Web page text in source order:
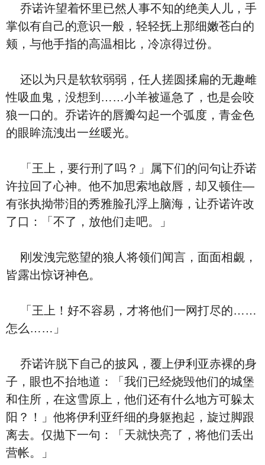
乔诺许望着怀里已然人事不知的绝美人儿，手
掌似有自己的意识一般，轻轻抚上那细嫩苍白的
颊，与他手指的高温相比，冷凉得过份。
还以为只是软软弱弱，任人搓圆揉扁的无趣雌
性吸血鬼，没想到……小羊被逼急了，也是会咬
狼一口的。乔诺许的唇瓣勾起一个弧度，青金色
的眼眸流洩出一丝暖光。
「王上，要行刑了吗？」属下们的问句让乔诺
许拉回了心神。他不加思索地啟唇，却又顿住—
有张执拗带泪的秀雅脸孔浮上脑海，让乔诺许改
了口：「不了，放他们走吧。」
刚发洩完慾望的狼人将领们闻言，面面相覷，
皆露出惊讶神色。
「王上！好不容易，才将他们一网打尽的……
怎么……」
乔诺许脱下自己的披风，覆上伊利亚赤裸的身
子，眼也不抬地道：「我们已经烧毁他们的城堡
和住所，在这雪原上，他们还有什么地方可躲太
阳？！」他将伊利亚纤细的身躯抱起，旋过脚跟
离去。仅拋下一句：「天就快亮了，将他们丢出
营帐。」